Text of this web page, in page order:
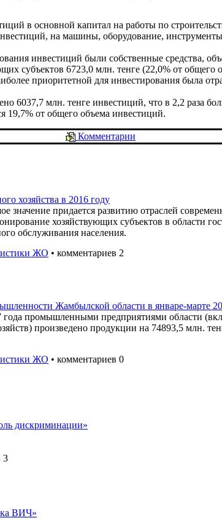
в основной капитал на работы по
на машины, оборудование,
инвестиций были собственные средства,
субъектов 6723,0 млн. тенге (22,0% от общего
приоритетной для инвестирования была
6037,7 млн. тенге инвестиций, что в 2,2 раза
19,7% от общего объема инвестиций.
Комментарии
хозяйства в 2016 году
значение придается развитию отраслей
хозяйствующих субъектов в области
обслуживания населения.
ЖО • комментариев 2
Жамбылской области в январе-марте
года промышленными предприятиями области
произведено продукции на 74893,5 млн.
ЖО • комментариев 0
дискриминации»
3
ВИЧ»